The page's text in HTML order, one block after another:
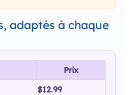
adaptés à chaque
Prix
$12.99